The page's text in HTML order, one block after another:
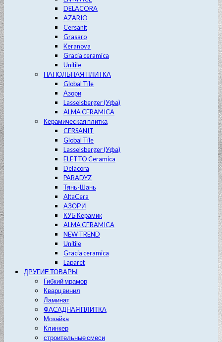
DELACORA
AZARIO
Cersanit
Grasaro
Keranova
Gracia ceramica
Unitile
НАПОЛЬНАЯ ПЛИТКА
Global Tile
Азори
Lasselsberger (Уфа)
ALMA CERAMICA
Керамическая плитка
CERSANIT
Global Tile
Lasselsberger (Уфа)
ELETTO Ceramica
Delacora
PARADYZ
Тянь-Шань
AltaCera
АЗОРИ
КУБ Керамик
ALMA CERAMICA
NEW TREND
Unitile
Gracia ceramica
Laparet
ДРУГИЕ ТОВАРЫ
Гибкий мрамор
Кварц винил
Ламинат
ФАСАДНАЯ ПЛИТКА
Мозайка
Клинкер
строительные смеси